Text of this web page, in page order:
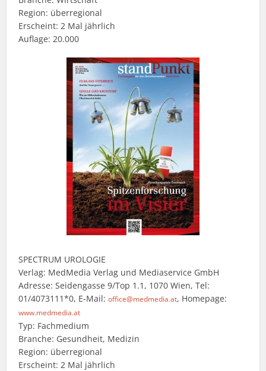
Region: überregional
Erscheint: 2 Mal jährlich
Auflage: 20.000
SPECTRUM UROLOGIE
Verlag: MedMedia Verlag und Mediaservice GmbH
Adresse: Seidengasse 9/Top 1.1, 1070 Wien, Tel:
01/4073111*0, E-Mail:office@medmedia.at, Homepage:
www.medmedia.at
Typ: Fachmedium
Branche: Gesundheit, Medizin
Region: überregional
Erscheint: 2 Mal jährlich